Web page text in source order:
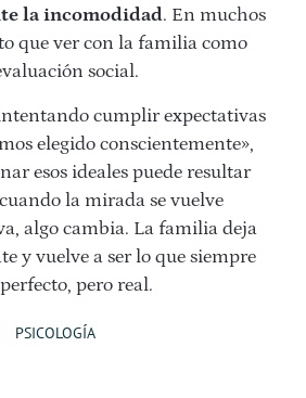
la incomodidad. En muchos
que ver con la familia como
social.
cumplir expectativas
elegido conscientemente»,
esos ideales puede resultar
la mirada se vuelve
algo cambia. La familia deja
y vuelve a ser lo que siempre
pero real.
PSICOLOGÍA